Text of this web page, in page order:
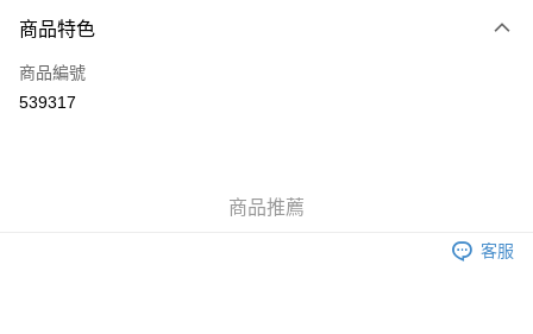
信用卡
AlipayHK
每筆HK$40.00，滿HK$500.00或以上免運費
商品特色
商品編號
539317
商品推薦
客服